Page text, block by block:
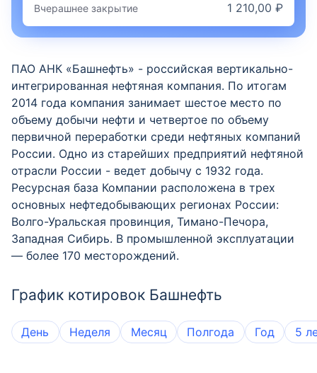
Вчерашнее закрытие 1 210,00 ₽
ПАО АНК «Башнефть» - российская вертикально-
интегрированная нефтяная компания. По итогам
2014 года компания занимает шестое место по
объему добычи нефти и четвертое по объему
первичной переработки среди нефтяных компаний
России. Одно из старейших предприятий нефтяной
отрасли России - ведет добычу с 1932 года.
Ресурсная база Компании расположена в трех
основных нефтедобывающих регионах России:
Волго-Уральская провинция, Тимано-Печора,
Западная Сибирь. В промышленной эксплуатации
— более 170 месторождений.
График котировок Башнефть
День Неделя Месяц Полгода Год 5